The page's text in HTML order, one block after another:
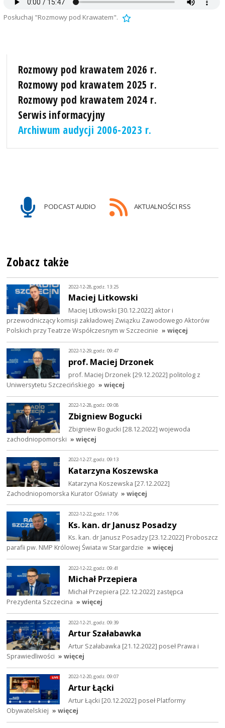
Posłuchaj "Rozmowy pod Krawatem".
Rozmowy pod krawatem 2026 r.
Rozmowy pod krawatem 2025 r.
Rozmowy pod krawatem 2024 r.
Serwis informacyjny
Archiwum audycji 2006-2023 r.
PODCAST AUDIO AKTUALNOŚCI RSS
Zobacz także
2022-12-28, godz. 13:25
Maciej Litkowski
Maciej Litkowski [30.12.2022] aktor i
przewodniczący komisji zakładowej Związku Zawodowego Aktorów
Polskich przy Teatrze Współczesnym w Szczecinie » więcej
2022-12-29, godz. 09:47
prof. Maciej Drzonek
prof. Maciej Drzonek [29.12.2022] politolog z
Uniwersytetu Szczecińskiego » więcej
2022-12-28, godz. 09:08
Zbigniew Bogucki
Zbigniew Bogucki [28.12.2022] wojewoda
zachodniopomorski » więcej
2022-12-27, godz. 09:13
Katarzyna Koszewska
Katarzyna Koszewska [27.12.2022]
Zachodniopomorska Kurator Oświaty » więcej
2022-12-22, godz. 17:06
Ks. kan. dr Janusz Posadzy
Ks. kan. dr Janusz Posadzy [23.12.2022] Proboszcz
parafii pw. NMP Królowej Świata w Stargardzie » więcej
2022-12-22, godz. 09:41
Michał Przepiera
Michał Przepiera [22.12.2022] zastępca
Prezydenta Szczecina » więcej
2022-12-21, godz. 09:39
Artur Szałabawka
Artur Szałabawka [21.12.2022] poseł Prawa i
Sprawiedliwości » więcej
2022-12-20, godz. 09:07
Artur Łącki
Artur Łącki [20.12.2022] poseł Platformy
Obywatelskiej » więcej